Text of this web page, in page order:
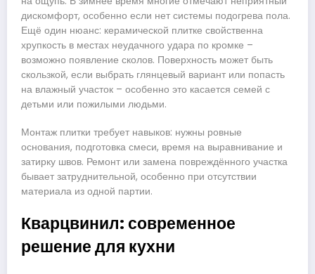
дискомфорт, особенно если нет системы подогрева пола.
Ещё один нюанс: керамической плитке свойственна
хрупкость в местах неудачного удара по кромке –
возможно появление сколов. Поверхность может быть
скользкой, если выбрать глянцевый вариант или попасть
на влажный участок – особенно это касается семей с
детьми или пожилыми людьми.
Монтаж плитки требует навыков: нужны ровные
основания, подготовка смеси, время на выравнивание и
затирку швов. Ремонт или замена повреждённого участка
бывает затруднительной, особенно при отсутствии
материала из одной партии.
Кварцвинил: современное
решение для кухни